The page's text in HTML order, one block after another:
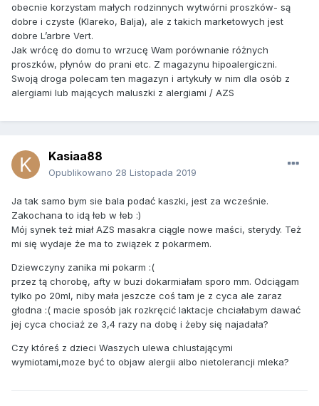
obecnie korzystam małych rodzinnych wytwórni proszków- są
dobre i czyste (Klareko, Balja), ale z takich marketowych jest
dobre L’arbre Vert.
Jak wrócę do domu to wrzucę Wam porównanie różnych
proszków, płynów do prani etc. Z magazynu hipoalergiczni.
Swoją droga polecam ten magazyn i artykuły w nim dla osób z
alergiami lub mających maluszki z alergiami / AZS
Kasiaa88
Opublikowano 28 Listopada 2019
Ja tak samo bym sie bala podać kaszki, jest za wcześnie.
Zakochana to idą łeb w łeb :)
Mój synek też miał AZS masakra ciągle nowe maści, sterydy. Też
mi się wydaje że ma to związek z pokarmem.
Dziewczyny zanika mi pokarm :(
przez tą chorobę, afty w buzi dokarmiałam sporo mm. Odciągam
tylko po 20ml, niby mała jeszcze coś tam je z cyca ale zaraz
głodna :( macie sposób jak rozkręcić laktacje chciałabym dawać
jej cyca chociaż ze 3,4 razy na dobę i żeby się najadała?
Czy któreś z dzieci Waszych ulewa chlustającymi
wymiotami,moze być to objaw alergii albo nietolerancji mleka?